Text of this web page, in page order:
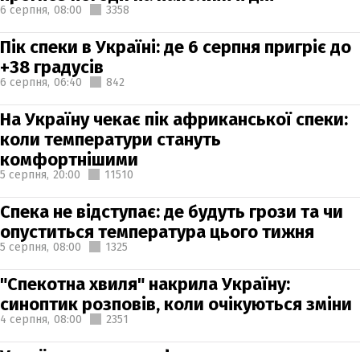
6 серпня, 08:00 3358
Пік спеки в Україні: де 6 серпня пригріє до
+38 градусів
6 серпня, 06:40 842
На Україну чекає пік африканської спеки:
коли температури стануть
комфортнішими
5 серпня, 20:00 11510
Спека не відступає: де будуть грози та чи
опуститься температура цього тижня
5 серпня, 08:00 1325
"Спекотна хвиля" накрила Україну:
синоптик розповів, коли очікуються зміни
4 серпня, 08:00 2351